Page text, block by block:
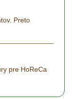
Preto
pre HoReCa